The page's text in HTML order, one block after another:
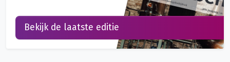
Bekijk de laatste editie